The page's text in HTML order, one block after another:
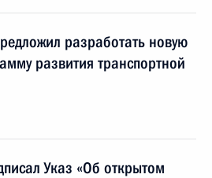
разработать новую
развития транспортной
Указ «Об открытом